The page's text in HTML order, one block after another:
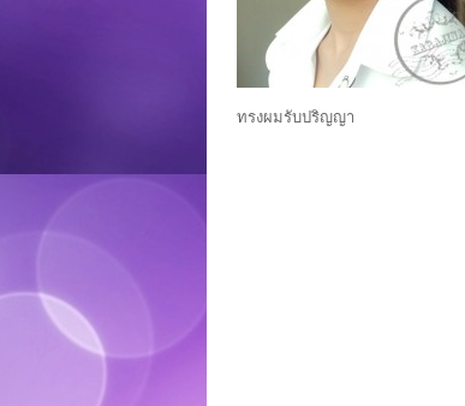
ทรงผมรับปริญญา